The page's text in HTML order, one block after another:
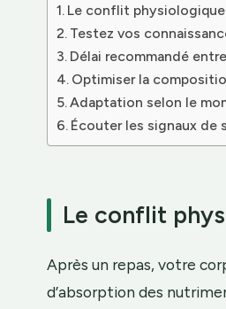
Le conflit
Testez vos
Délai recommandé
Optimiser la
Adaptation selon le
Écouter les signaux de
Le conflit
Après un repas, votre
d’absorption des